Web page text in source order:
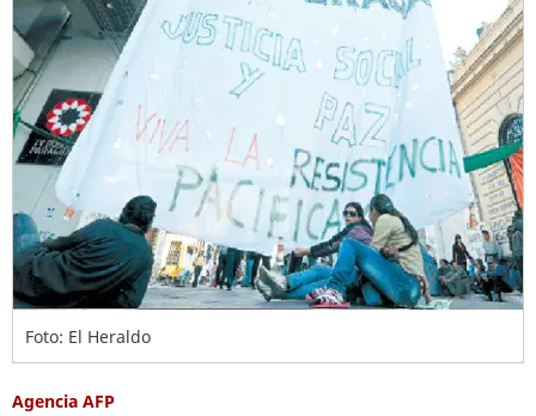
Foto: El Heraldo
Agencia AFP